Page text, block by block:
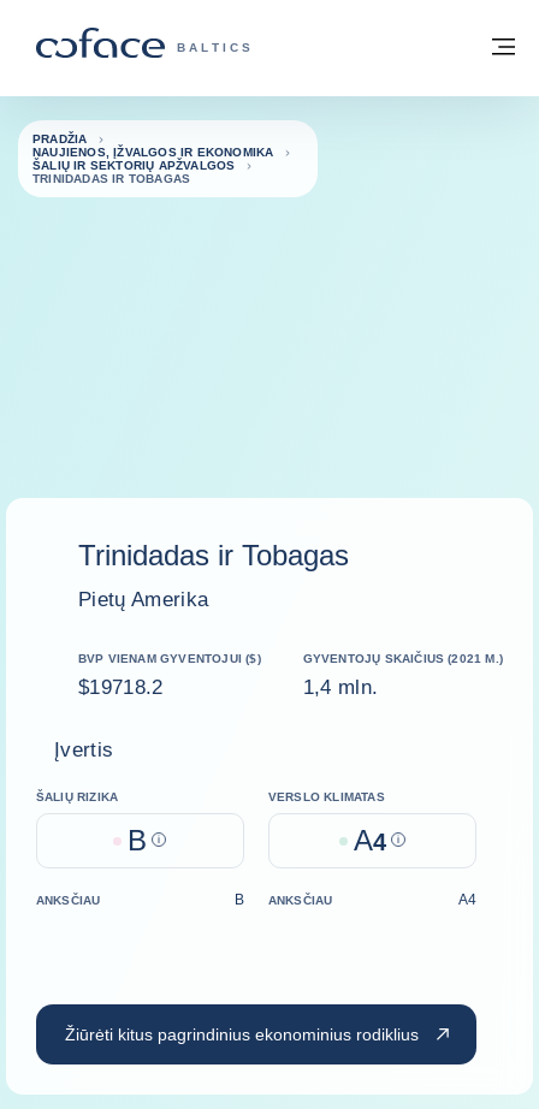
„COFACE“ FOR TRADE - GRUPĖS
BALTICS
Grįžti į pradžią
PRADŽIA
NAUJIENOS, ĮŽVALGOS IR EKONOMIKA
ŠALIŲ IR SEKTORIŲ APŽVALGOS
TRINIDADAS IR TOBAGAS
Trinidadas ir Tobagas
Pietų Amerika
BVP VIENAM GYVENTOJUI ($)
$19718.2
GYVENTOJŲ SKAIČIUS (2021 M.)
1,4 mln.
Įvertis
ŠALIŲ RIZIKA
B Help
VERSLO KLIMATAS
A4 Help
ANKSČIAU B ANKSČIAU A4
Žiūrėti kitus pagrindinius ekonominius rodiklius